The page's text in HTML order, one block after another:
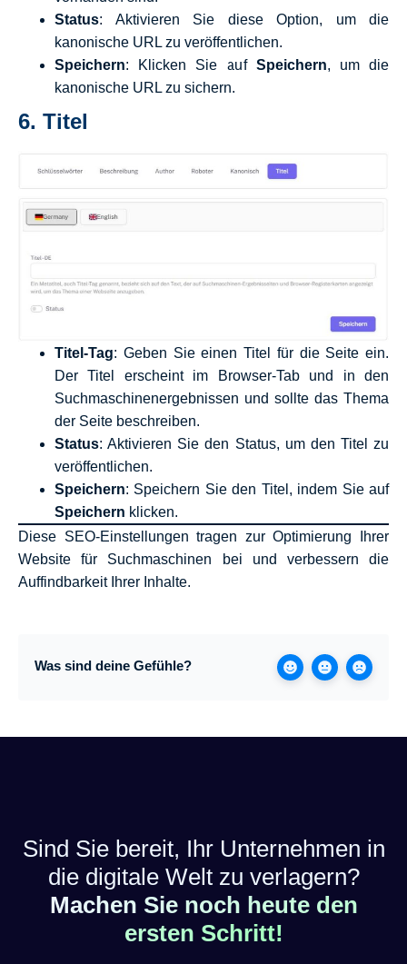
Status: Aktivieren Sie diese Option, um die
kanonische URL zu veröffentlichen.
Speichern: Klicken Sie auf Speichern, um die
kanonische URL zu sichern.
6. Titel
Titel-Tag: Geben Sie einen Titel für die Seite ein.
Der Titel erscheint im Browser-Tab und in den
Suchmaschinenergebnissen und sollte das Thema
der Seite beschreiben.
Status: Aktivieren Sie den Status, um den Titel zu
veröffentlichen.
Speichern: Speichern Sie den Titel, indem Sie auf
Speichern klicken.
Diese SEO-Einstellungen tragen zur Optimierung Ihrer
Website für Suchmaschinen bei und verbessern die
Auffindbarkeit Ihrer Inhalte.
Was sind deine Gefühle?
Sind Sie bereit, Ihr Unternehmen in
die digitale Welt zu verlagern?
Machen Sie noch heute den
ersten Schritt!